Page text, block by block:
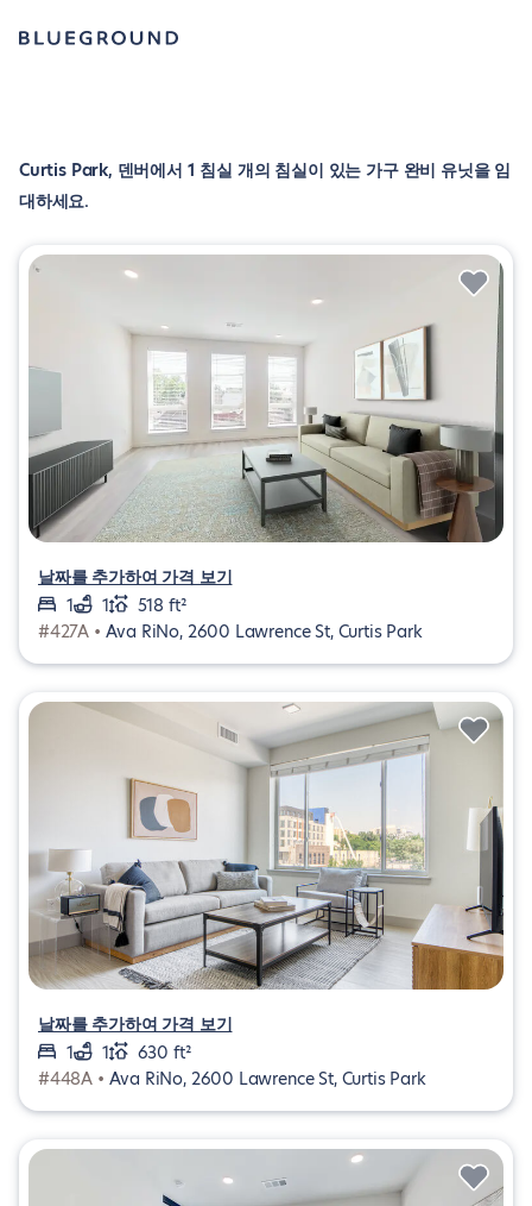
Curtis Park, 덴버에서 1 침실 개의 침실이 있는 가구 완비 유닛을 임
대하세요.
날짜를 추가하여 가격 보기
1
1
518 ft²
#427A • Ava RiNo, 2600 Lawrence St, Curtis Park
날짜를 추가하여 가격 보기
1
1
630 ft²
#448A • Ava RiNo, 2600 Lawrence St, Curtis Park